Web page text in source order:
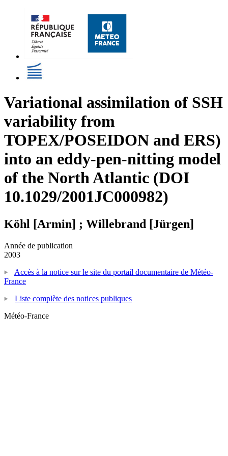
Variational assimilation of SSH
variability from
TOPEX/POSEIDON and ERS)
into an eddy-pen-nitting model
of the North Atlantic (DOI
10.1029/2001JC000982)
Köhl [Armin] ; Willebrand [Jürgen]
Année de publication
2003
Accès à la notice sur le site du portail documentaire de Météo-
France
Liste complète des notices publiques
Météo-France